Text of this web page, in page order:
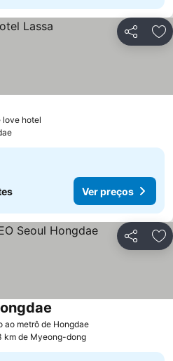
Partilhar
love hotel
Ver preços
Partilhar
ao metrô de HongdaeVer preços
km de Myeong-dong